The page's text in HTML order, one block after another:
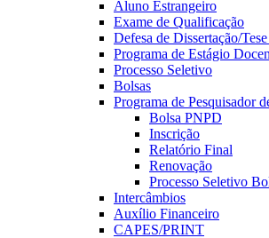
Aluno Estrangeiro
Exame de Qualificação
Defesa de Dissertação/
Programa de Estágio
Processo Seletivo
Bolsas
Programa de Pesquisador
Bolsa PNPD
Inscrição
Relatório Final
Renovação
Processo Seletivo
Intercâmbios
Auxílio Financeiro
CAPES/PRINT